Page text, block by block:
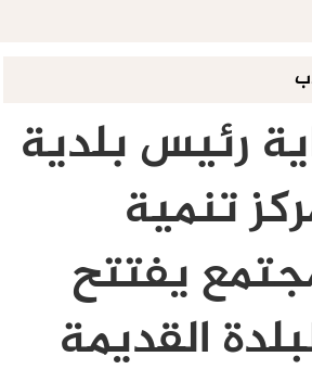
رئيس بلدية
تنمية
يفتتح
القديمة